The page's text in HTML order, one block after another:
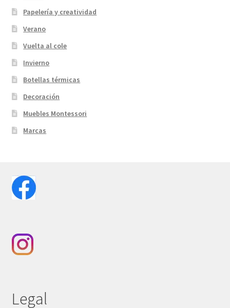
Papelería y creatividad
Verano
Vuelta al cole
Invierno
Botellas térmicas
Decoración
Muebles Montessori
Marcas
Legal